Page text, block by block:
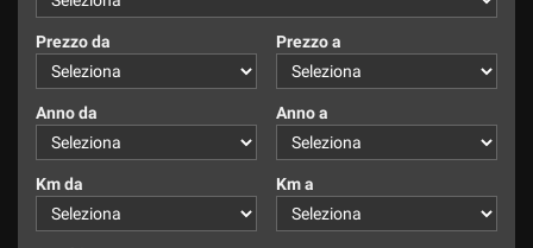
Prezzo da Prezzo a
Anno da Anno a
Km da Km a
tracciamento
che
adottiamo
per
offrire
le
funzionalità
e
svolgere